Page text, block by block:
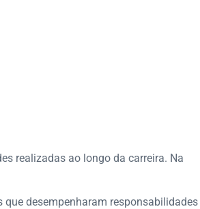
realizadas ao longo da carreira. Na
desempenharam responsabilidades